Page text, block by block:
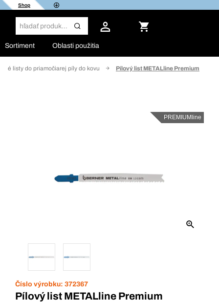
Shop
Sortiment Oblasti použitia
listy do priamočiarej píly do kovu Pílový list METALline Premium
PREMIUMline
Číslo výrobku: 372367
Pílový list METALline Premium